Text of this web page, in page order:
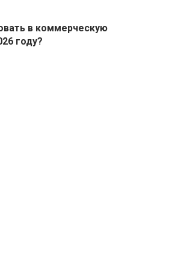
в коммерческую
году?